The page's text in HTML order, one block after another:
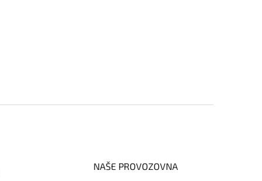
NAŠE PROVOZOVNA